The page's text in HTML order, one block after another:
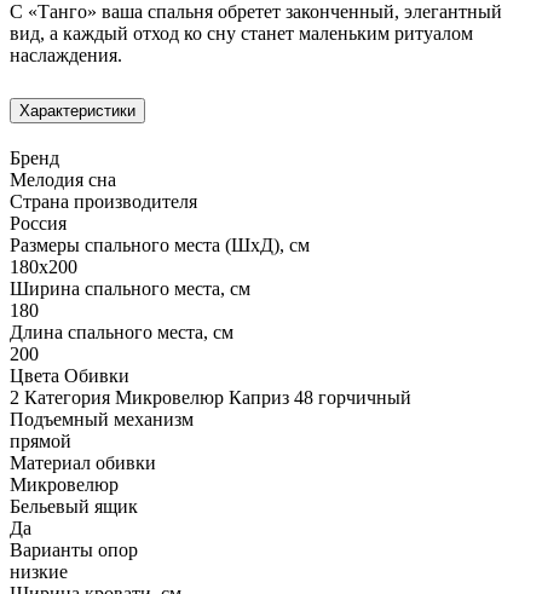
С «Танго» ваша спальня обретет законченный, элегантный
вид, а каждый отход ко сну станет маленьким ритуалом
наслаждения.
Характеристики
Бренд
Мелодия сна
Страна производителя
Россия
Размеры спального места (ШхД), см
180х200
Ширина спального места, см
180
Длина спального места, см
200
Цвета Обивки
2 Категория Микровелюр Каприз 48 горчичный
Подъемный механизм
прямой
Материал обивки
Микровелюр
Бельевый ящик
Да
Варианты опор
низкие